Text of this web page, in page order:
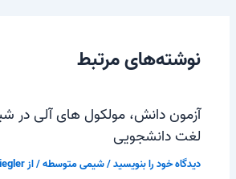
نوشته‌های مرتبط
آزمون دانش، مولکول های آلی در
لغت دانشجویی
دیدگاه‌ خود را بنویسید/شیمی متوسطه/ از